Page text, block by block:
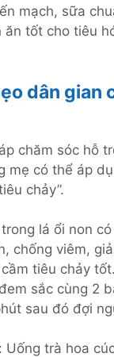
mạch, sữa
ăn tốt cho tiêu
dân gian
chăm sóc hỗ
mẹ có thể áp
chảy”.
lá ổi non
chống viêm,
tiêu chảy
sắc cùng 2
sau đó đợi
Uống trà hoa